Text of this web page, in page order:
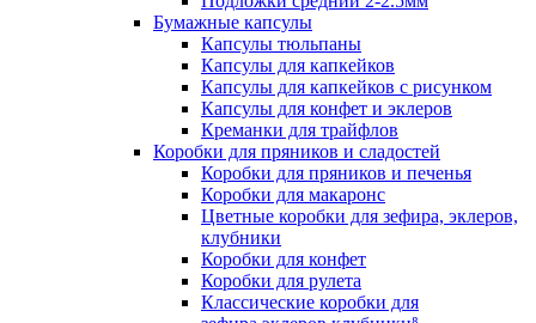
Бумажные капсулы
Капсулы тюльпаны
Капсулы для капкейков
Капсулы для капкейков с рисунком
Капсулы для конфет и эклеров
Креманки для трайфлов
Коробки для пряников и сладостей
Коробки для пряников и печенья
Коробки для макаронс
Цветные коробки для зефира, эклеров,
клубники
Коробки для конфет
Коробки для рулета
Классические коробки для